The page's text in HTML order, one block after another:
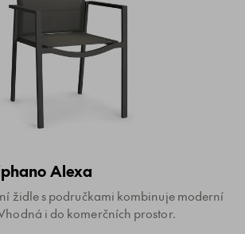
Alexa
židle s područkami kombinuje moderní
i do komerčních prostor.